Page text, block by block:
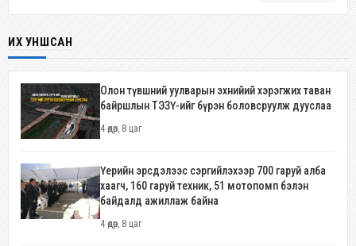
ИХ УНШСАН
Олон түвшний уулварын эхнийий хэрэгжих таван
байршлын ТЭЗҮ-ийг бүрэн боловсруулж дууслаа
4 өдөр, 8 цаг
Үерийн эрсдэлээс сэргийлэхээр 700 гаруй алба
хаагч, 160 гаруй техник, 51 мотопомп бэлэн
байдалд ажиллаж байна
4 өдөр, 8 цаг